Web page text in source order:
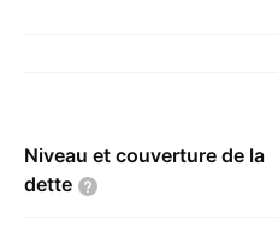
Niveau et couverture de la
dette